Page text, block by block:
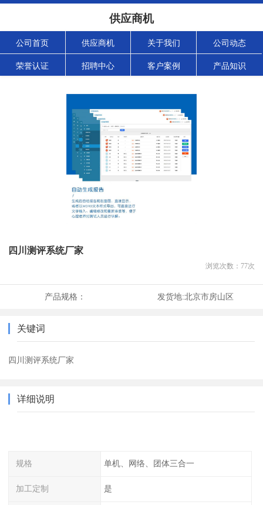
供应商机
公司首页 供应商机 关于我们 公司动态
荣誉认证 招聘中心 客户案例 产品知识
四川测评系统厂家
浏览次数： 77次
产品规格： 发货地:北京市房山区
关键词
四川测评系统厂家
详细说明
规格 单机、网络、团体三合一
加工定制 是